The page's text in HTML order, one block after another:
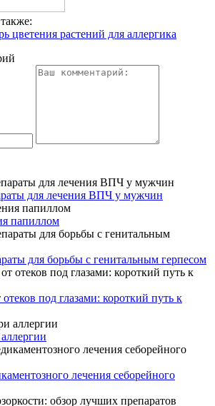
цветения растений для аллергика
для лечения ВПЧ у мужчин
папиллом
для борьбы с генитальным герпесом
под глазами: короткий путь к
лечения себорейного